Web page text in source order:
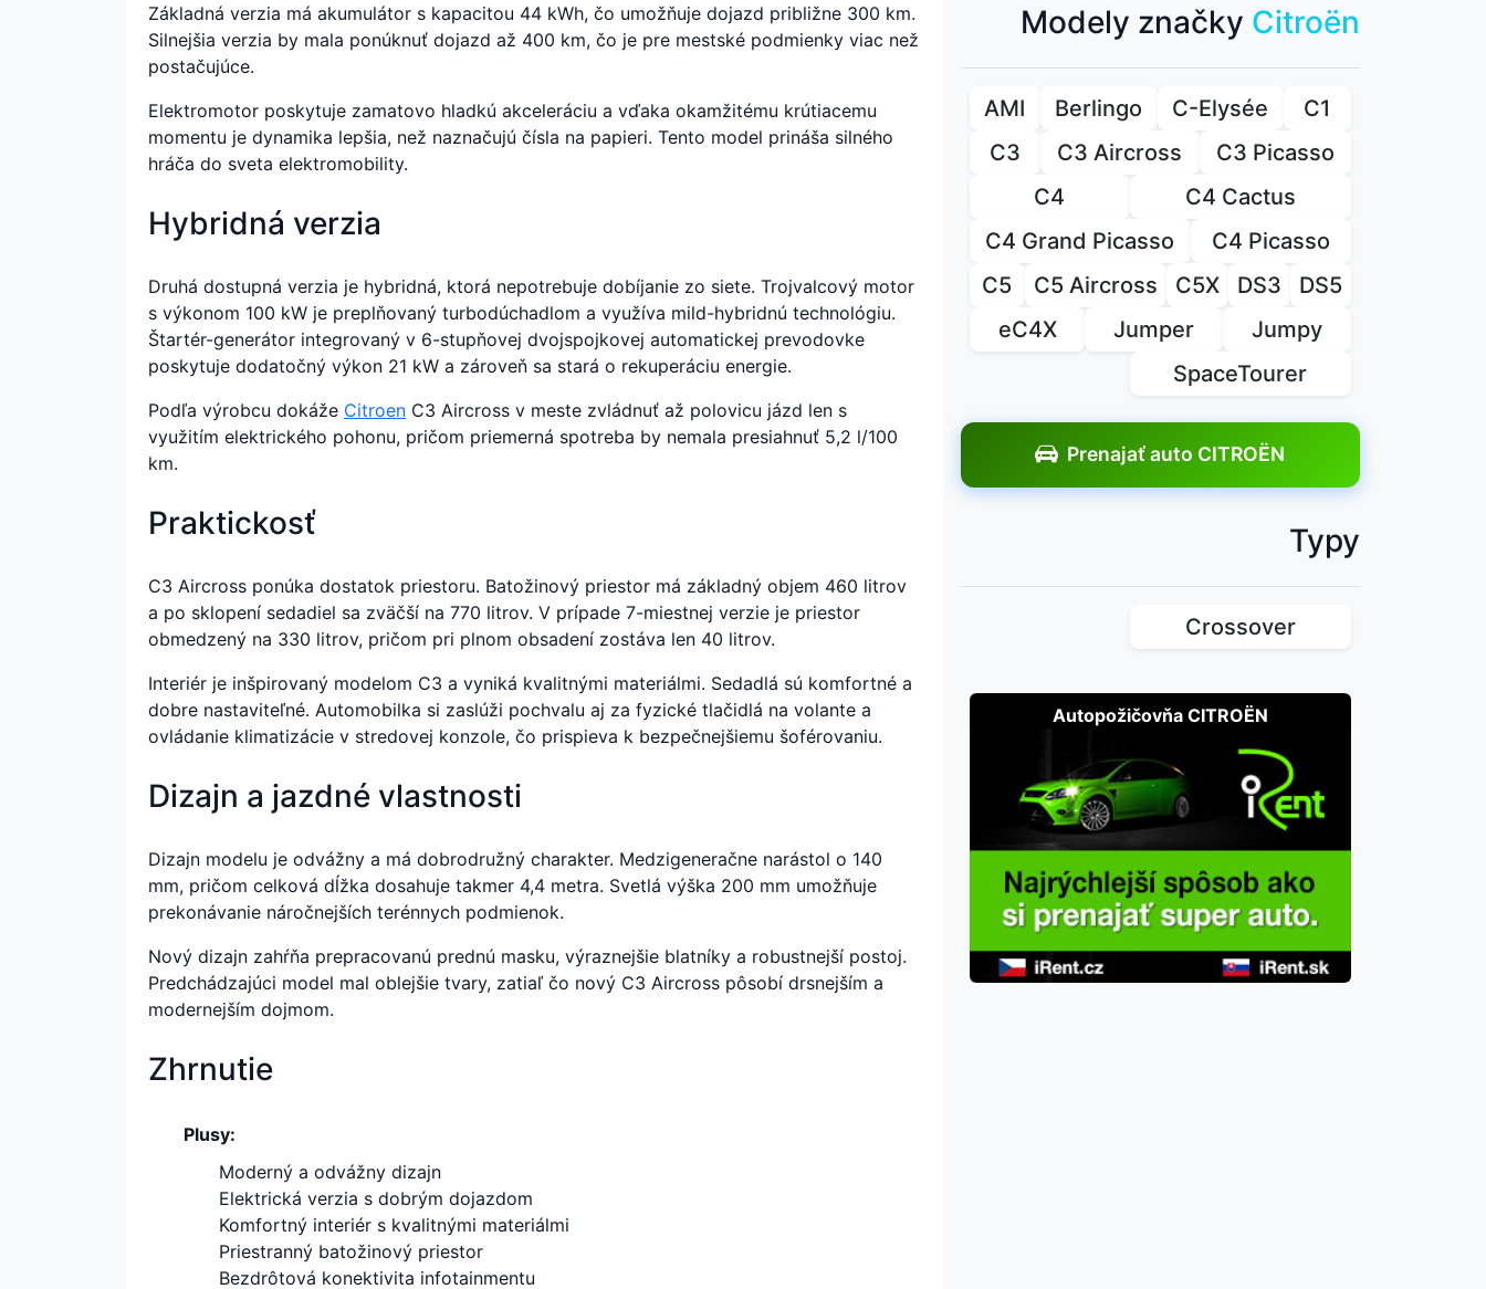
Základná verzia má akumulátor s kapacitou 44 kWh, čo umožňuje dojazd približne 300 km.
Silnejšia verzia by mala ponúknuť dojazd až 400 km, čo je pre mestské podmienky viac než
postačujúce.
Elektromotor poskytuje zamatovo hladkú akceleráciu a vďaka okamžitému krútiacemu
momentu je dynamika lepšia, než naznačujú čísla na papieri. Tento model prináša silného
hráča do sveta elektromobility.
Hybridná verzia
Druhá dostupná verzia je hybridná, ktorá nepotrebuje dobíjanie zo siete. Trojvalcový motor
s výkonom 100 kW je preplňovaný turbodúchadlom a využíva mild-hybridnú technológiu.
Štartér-generátor integrovaný v 6-stupňovej dvojspojkovej automatickej prevodovke
poskytuje dodatočný výkon 21 kW a zároveň sa stará o rekuperáciu energie.
Podľa výrobcu dokáže Citroen C3 Aircross v meste zvládnuť až polovicu jázd len s
využitím elektrického pohonu, pričom priemerná spotreba by nemala presiahnuť 5,2 l/100
km.
Praktickosť
C3 Aircross ponúka dostatok priestoru. Batožinový priestor má základný objem 460 litrov
a po sklopení sedadiel sa zväčší na 770 litrov. V prípade 7-miestnej verzie je priestor
obmedzený na 330 litrov, pričom pri plnom obsadení zostáva len 40 litrov.
Interiér je inšpirovaný modelom C3 a vyniká kvalitnými materiálmi. Sedadlá sú komfortné a
dobre nastaviteľné. Automobilka si zaslúži pochvalu aj za fyzické tlačidlá na volante a
ovládanie klimatizácie v stredovej konzole, čo prispieva k bezpečnejšiemu šoférovaniu.
Dizajn a jazdné vlastnosti
Dizajn modelu je odvážny a má dobrodružný charakter. Medzigeneračne narástol o 140
mm, pričom celková dĺžka dosahuje takmer 4,4 metra. Svetlá výška 200 mm umožňuje
prekonávanie náročnejších terénnych podmienok.
Nový dizajn zahŕňa prepracovanú prednú masku, výraznejšie blatníky a robustnejší postoj.
Predchádzajúci model mal oblejšie tvary, zatiaľ čo nový C3 Aircross pôsobí drsnejším a
modernejším dojmom.
Zhrnutie
Plusy:
Moderný a odvážny dizajn
Elektrická verzia s dobrým dojazdom
Komfortný interiér s kvalitnými materiálmi
Priestranný batožinový priestor
Bezdrôtová konektivita infotainmentu
Modely značky Citroën
AMI Berlingo C-Elysée
C1
C3
C3 Aircross
C3 Picasso
C4
C4 Cactus
C4 Grand Picasso
C4 Picasso
C5
C5 Aircross C5X DS3
DS5
eC4X
Jumper
Jumpy
SpaceTourer
Prenajať auto CITROËN
Typy
Crossover
Autopožičovňa CITROËN